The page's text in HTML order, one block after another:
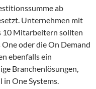
ab
Unternehmen mit
10 Mitarbeitern sollten
oder die On Demand
ebenfalls ein
Branchenlösungen,
in One Systems.